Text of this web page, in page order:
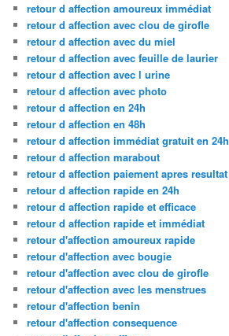
retour d affection amoureux immédiat
retour d affection avec clou de girofle
retour d affection avec du miel
retour d affection avec feuille de laurier
retour d affection avec l urine
retour d affection avec photo
retour d affection en 24h
retour d affection en 48h
retour d affection immédiat gratuit en 24h
retour d affection marabout
retour d affection paiement apres resultat
retour d affection rapide en 24h
retour d affection rapide et efficace
retour d affection rapide et immédiat
retour d'affection amoureux rapide
retour d'affection avec bougie
retour d'affection avec clou de girofle
retour d'affection avec les menstrues
retour d'affection benin
retour d'affection consequence